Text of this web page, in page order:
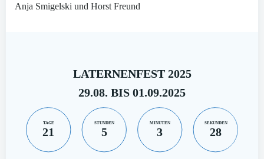
Anja Smigelski und Horst Freund
LATERNENFEST 2025
29.08. BIS 01.09.2025
TAGE
21
STUNDEN
5
MINUTEN
3
SEKUNDEN
27